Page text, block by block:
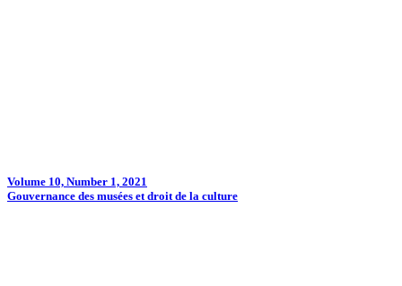
Volume 10, Number 1, 2021
Gouvernance des musées et droit de la culture